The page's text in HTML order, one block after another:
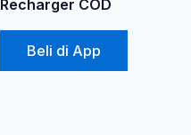
Recharger COD
Beli di App